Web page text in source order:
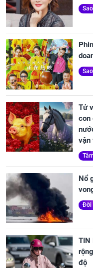
Tử
con
vận
Nổ
Đời
TIN
độ